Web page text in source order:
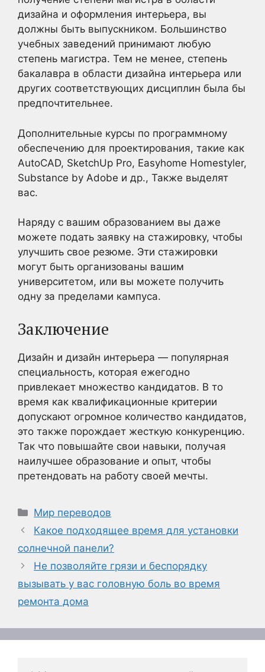
дизайна и оформления интерьера, вы
должны быть выпускником. Большинство
учебных заведений принимают любую
степень магистра. Тем не менее, степень
бакалавра в области дизайна интерьера или
других соответствующих дисциплин была бы
предпочтительнее.
Дополнительные курсы по программному
обеспечению для проектирования, такие как
AutoCAD, SketchUp Pro, Easyhome Homestyler,
Substance by Adobe и др., Также выделят
вас.
Наряду с вашим образованием вы даже
можете подать заявку на стажировку, чтобы
улучшить свое резюме. Эти стажировки
могут быть организованы вашим
университетом, или вы можете получить
одну за пределами кампуса.
Заключение
Дизайн и дизайн интерьера — популярная
специальность, которая ежегодно
привлекает множество кандидатов. В то
время как квалификационные критерии
допускают огромное количество кандидатов,
это также порождает жесткую конкуренцию.
Так что повышайте свои навыки, получая
наилучшее образование и опыт, чтобы
претендовать на работу своей мечты.
Рубрики
Мир переводов
Какое подходящее время для установки
солнечной панели?
Не позволяйте грязи и беспорядку
вызывать у вас головную боль во время
ремонта дома